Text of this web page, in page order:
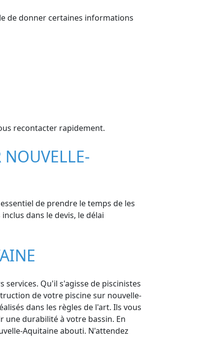
de donner certaines informations
recontacter rapidement.
NOUVELLE-
de prendre le temps de les
dans le devis, le délai
Qu'il s'agisse de piscinistes
de votre piscine sur nouvelle-
dans les règles de l'art. Ils vous
durabilité à votre bassin. En
Aquitaine abouti. N'attendez